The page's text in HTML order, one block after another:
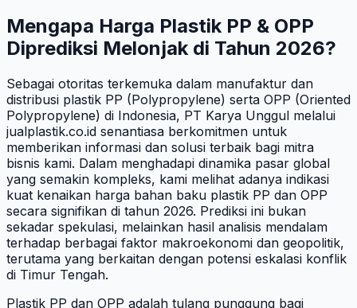
Mengapa Harga Plastik PP & OPP
Diprediksi Melonjak di Tahun 2026?
Sebagai otoritas terkemuka dalam manufaktur dan
distribusi plastik PP (Polypropylene) serta OPP (Oriented
Polypropylene) di Indonesia, PT Karya Unggul melalui
jualplastik.co.id senantiasa berkomitmen untuk
memberikan informasi dan solusi terbaik bagi mitra
bisnis kami. Dalam menghadapi dinamika pasar global
yang semakin kompleks, kami melihat adanya indikasi
kuat kenaikan harga bahan baku plastik PP dan OPP
secara signifikan di tahun 2026. Prediksi ini bukan
sekadar spekulasi, melainkan hasil analisis mendalam
terhadap berbagai faktor makroekonomi dan geopolitik,
terutama yang berkaitan dengan potensi eskalasi konflik
di Timur Tengah.
Plastik PP dan OPP adalah tulang punggung bagi